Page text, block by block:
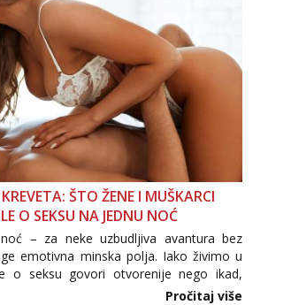
ŠTO ŽENE I MUŠKARCI
O SEKSU NA JEDNU NOĆ
– za neke uzbudljiva avantura bez
emotivna minska polja. Iako živimo u
o seksu govori otvorenije nego ikad,
strasti“ i dalje izaziva burne rasprave. Što
Pročitaj više